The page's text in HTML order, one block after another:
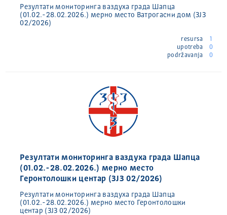
Резултати мониторинга ваздуха града Шапца
(01.02.-28.02.2026.) мерно место Ватрогасни дом (ЗЈЗ
02/2026)
resursa
1
upotreba
0
podržavanja
0
Резултати мониторинга ваздуха града Шапца
(01.02.-28.02.2026.) мерно место
Геронтолошки центар (ЗЈЗ 02/2026)
Резултати мониторинга ваздуха града Шапца
(01.02.-28.02.2026.) мерно место Геронтолошки
центар (ЗЈЗ 02/2026)